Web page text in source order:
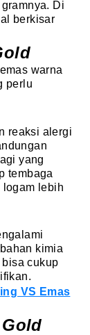
Di
berkisar
warna
perlu
reaksi alergi
yang
tembaga
logam lebih
kimia
cukup
VS Emas